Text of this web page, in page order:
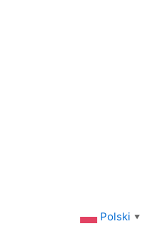
Polski ▼